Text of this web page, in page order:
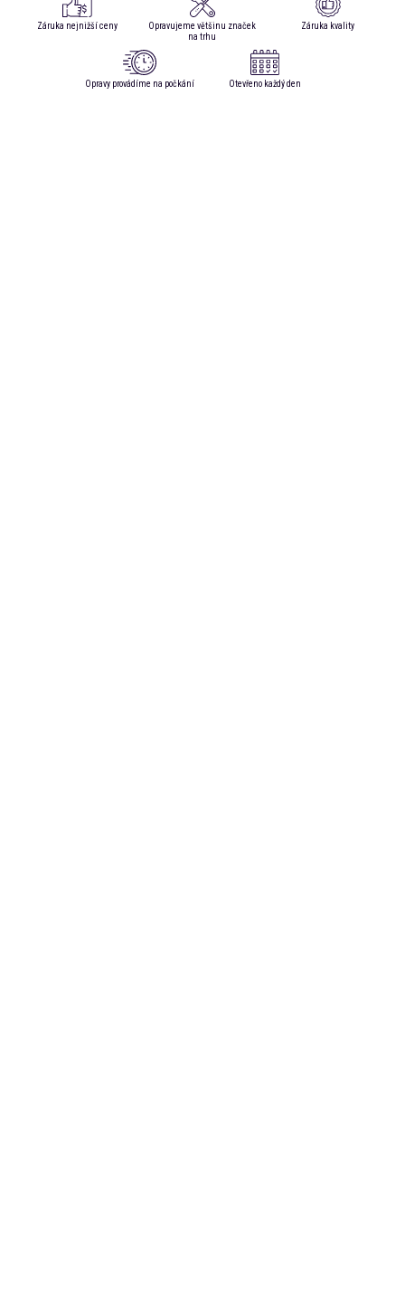
Záruka nejnižší ceny
Opravujeme většinu značek
na trhu
Záruka kvality
Opravy provádíme na počkání Otevřeno každý den